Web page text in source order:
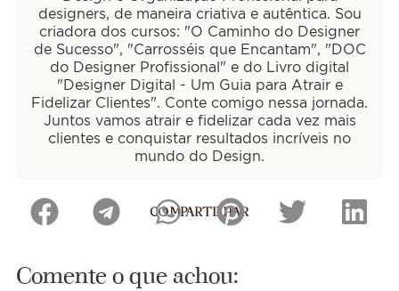
designers, de maneira criativa e autêntica. Sou
criadora dos cursos: "O Caminho do Designer
de Sucesso", "Carrosséis que Encantam", "DOC
do Designer Profissional" e do Livro digital
"Designer Digital - Um Guia para Atrair e
Fidelizar Clientes". Conte comigo nessa jornada.
Juntos vamos atrair e fidelizar cada vez mais
clientes e conquistar resultados incríveis no
mundo do Design.
COMPARTILHAR
Comente o que achou: